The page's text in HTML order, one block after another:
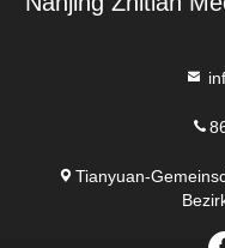
Tianyuan-